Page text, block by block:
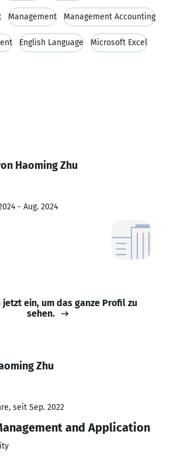
Management Management Accounting
English Language Microsoft Excel
Haoming Zhu
- Aug. 2024
jetzt ein, um das ganze Profil zu
sehen.
Zhu
seit Sep. 2022
and Application